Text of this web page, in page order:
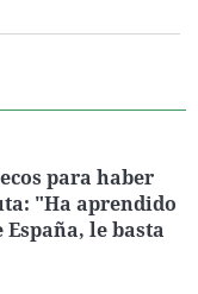
para haber
"Ha aprendido
le basta